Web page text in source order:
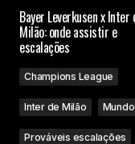
Bayer Leverkusen x Inter
Milão: onde assistir e
escalações
Champions League
Inter de Milão Mundo
Prováveis escalações